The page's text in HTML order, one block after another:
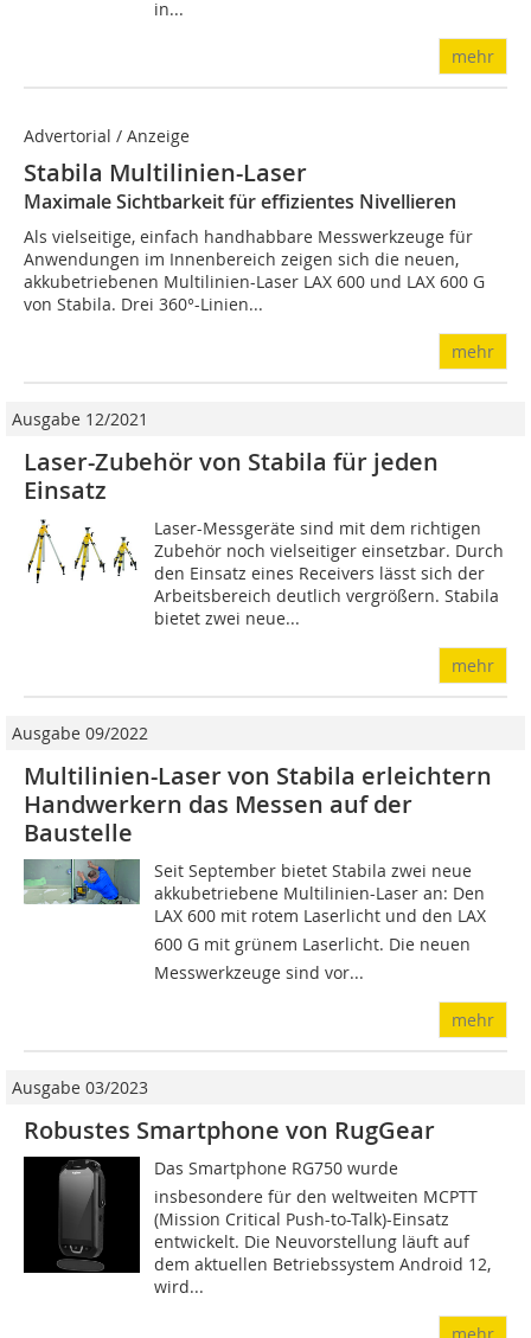
in...
mehr
Advertorial / Anzeige
Stabila Multilinien-Laser
Maximale Sichtbarkeit für effizientes Nivellieren
Als vielseitige, einfach handhabbare Messwerkzeuge für
Anwendungen im Innenbereich zeigen sich die neuen,
akkubetriebenen Multilinien-Laser LAX 600 und LAX 600 G
von Stabila. Drei 360°-Linien...
mehr
Ausgabe 12/2021
Laser-Zubehör von Stabila für jeden
Einsatz
Laser-Messgeräte sind mit dem richtigen
Zubehör noch vielseitiger einsetzbar. Durch
den Einsatz eines Receivers lässt sich der
Arbeitsbereich deutlich vergrößern. Stabila
bietet zwei neue...
mehr
Ausgabe 09/2022
Multilinien-Laser von Stabila erleichtern
Handwerkern das Messen auf der
Baustelle
Seit September bietet Stabila zwei neue
akkubetriebene Multilinien-Laser an: Den
LAX 600 mit rotem Laserlicht und den LAX
600 G mit grünem Laserlicht. Die neuen
Messwerkzeuge sind vor...
mehr
Ausgabe 03/2023
Robustes Smartphone von RugGear
Das Smartphone RG750 wurde
insbesondere für den weltweiten MCPTT
(Mission Critical Push-to-Talk)-Einsatz
entwickelt. Die Neuvorstellung läuft auf
dem aktuellen Betriebssystem Android 12,
wird...